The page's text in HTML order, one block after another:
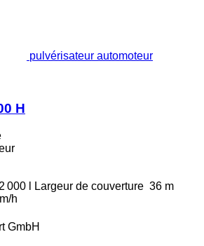
pulvérisateur automoteur
H
000 l Largeur de couverture 36 m
h
GmbH